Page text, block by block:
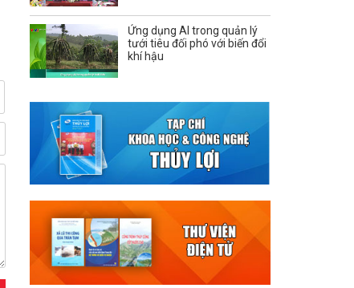
Ứng dụng AI trong quản lý
tưới tiêu đối phó với biến đổi
khí hậu